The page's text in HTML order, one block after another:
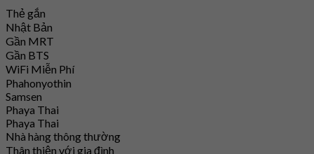
Thẻ gắn
Nhật Bản
Gần MRT
Gần BTS
WiFi Miễn Phí
Phahonyothin
Samsen
Phaya Thai
Phaya Thai
Nhà hàng thông thường
Thân thiện với gia đình